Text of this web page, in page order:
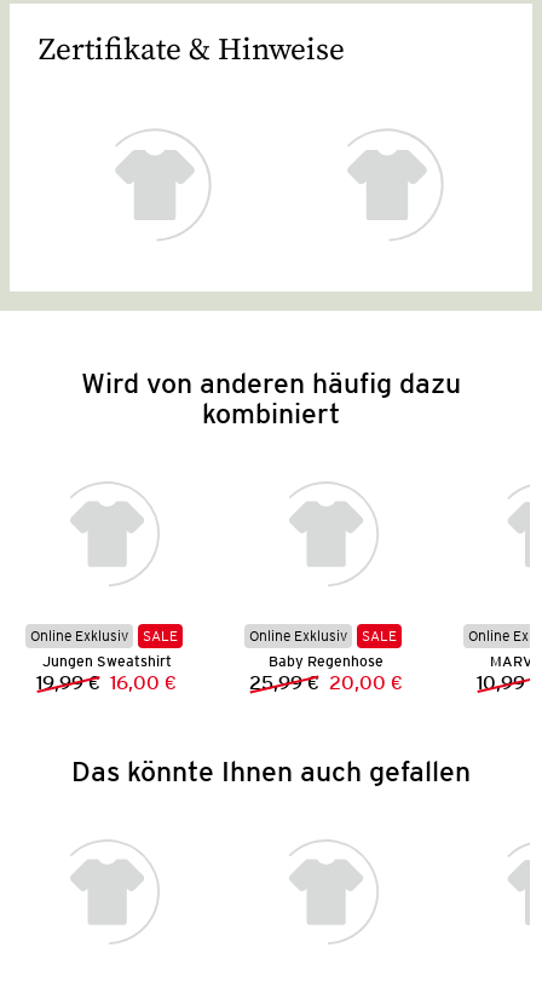
Zertifikate & Hinweise
Wird von anderen häufig dazu
kombiniert
Online Exklusiv
SALE
Jungen Sweatshirt
Vorheriger Preis:
19,99 € Neuer Preis:
16,00 €
Online Exklusiv
SALE
Baby Regenhose
Vorheriger Preis:
25,99 € Neuer Preis:
20,00 €
Online
10,99 €
Das könnte Ihnen auch gefallen